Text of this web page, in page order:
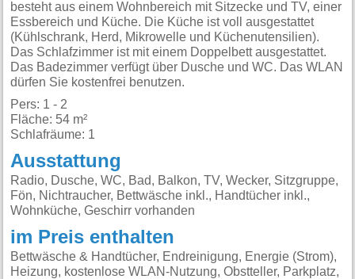
besteht aus einem Wohnbereich mit Sitzecke und TV, einer
Essbereich und Küche. Die Küche ist voll ausgestattet
(Kühlschrank, Herd, Mikrowelle und Küchenutensilien).
Das Schlafzimmer ist mit einem Doppelbett ausgestattet.
Das Badezimmer verfügt über Dusche und WC. Das WLAN
dürfen Sie kostenfrei benutzen.
Pers: 1 - 2
Fläche: 54 m²
Schlafräume: 1
Ausstattung
Radio, Dusche, WC, Bad, Balkon, TV, Wecker, Sitzgruppe,
Fön, Nichtraucher, Bettwäsche inkl., Handtücher inkl.,
Wohnküche, Geschirr vorhanden
im Preis enthalten
Bettwäsche & Handtücher, Endreinigung, Energie (Strom),
Heizung, kostenlose WLAN-Nutzung, Obstteller, Parkplatz,